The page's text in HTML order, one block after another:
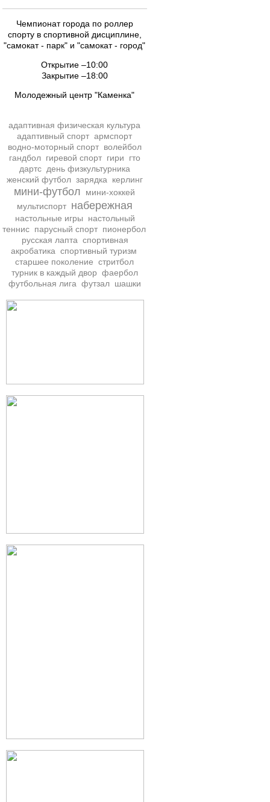
Чемпионат города по роллер
спорту в спортивной дисциплине,
"самокат - парк" и "самокат - город"
Открытие –10:00
Закрытие –18:00
Молодежный центр "Каменка"
адаптивная физическая культура
адаптивный спорт армспорт
водно-моторный спорт волейбол
гандбол гиревой спорт гири
гто
дартс день физкультурника
женский футбол зарядка керлинг
мини-футбол
мини-хоккей
мультиспорт набережная
настольные игры
настольный
теннис парусный спорт пионербол
русская лапта спортивная
акробатика спортивный туризм
старшее поколение стритбол
турник в каждый двор фаербол
футбольная лига футзал шашки